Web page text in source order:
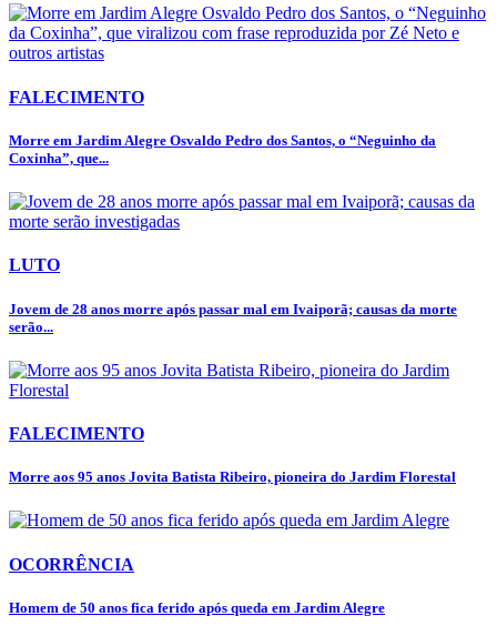
FALECIMENTO
Morre em Jardim Alegre Osvaldo Pedro dos Santos, o “Neguinho da
Coxinha”, que...
LUTO
Jovem de 28 anos morre após passar mal em Ivaiporã; causas da morte
serão...
FALECIMENTO
Morre aos 95 anos Jovita Batista Ribeiro, pioneira do Jardim Florestal
OCORRÊNCIA
Homem de 50 anos fica ferido após queda em Jardim Alegre